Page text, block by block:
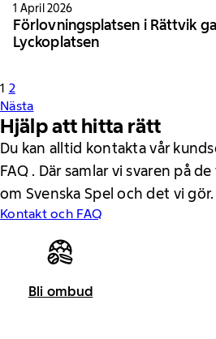
1 April 2026
Förlovningsplatsen i Rättvik
Lyckoplatsen
1 2
Nästa
Hjälp att hitta rätt
Du kan alltid kontakta vår
FAQ . Där samlar vi svaren på
om Svenska Spel och det vi gör.
Kontakt och FAQ
Bli ombud